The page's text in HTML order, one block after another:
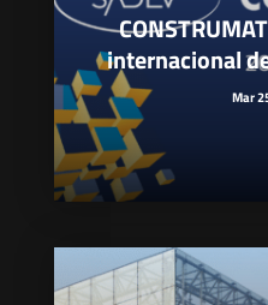
internacional
Mar